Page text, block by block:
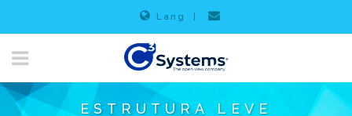
Lang
ESTRUTURA LEVE